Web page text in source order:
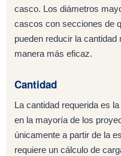
casco. Los diámetros
cascos con secciones de
pueden reducir la
manera más eficaz.
Cantidad
La cantidad requerida es
en la mayoría de los
únicamente a partir de la
requiere un cálculo de